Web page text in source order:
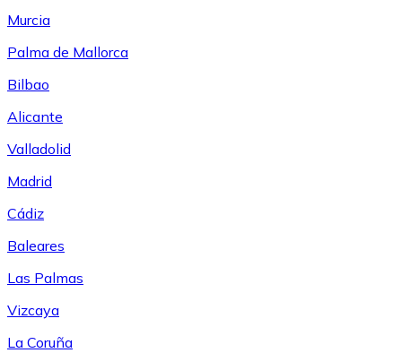
Murcia
Palma de Mallorca
Bilbao
Alicante
Valladolid
Madrid
Cádiz
Baleares
Las Palmas
Vizcaya
La Coruña